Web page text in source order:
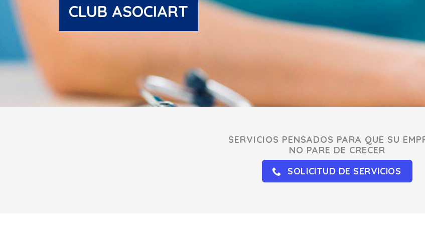
CLUB ASOCIART
SERVICIOS PENSADOS PARA QUE SU
NO PARE DE CRECER
SOLICITUD DE SERVICIOS